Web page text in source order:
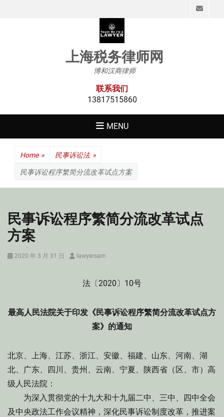
上海税务律师网
博和汉商律师
联系我们
13817515860
MENU
Home » 民事诉讼法 »
民事诉讼程序繁简分流改革试点方案
民事诉讼程序繁简分流改革试点
方案
Posted
2020 年 3 月 31 日 Authorlawyersam
法〔2020〕10号
最高人民法院关于印发《民事诉讼程序繁简分流改革试点方
案》的通知
北京、上海、江苏、浙江、安徽、福建、山东、河南、湖
北、广东、四川、贵州、云南、宁夏、陕西省（区、市）高
级人民法院：
为深入贯彻党的十九大和十九届二中、三中、四中全会
及中央政法工作会议精神，深化民事诉讼制度改革，推进案